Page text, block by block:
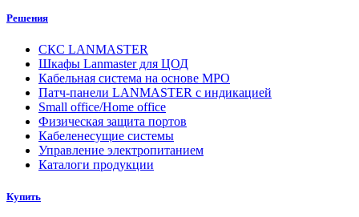
Решения
СКС LANMASTER
Шкафы Lanmaster для ЦОД
Кабельная система на основе MPO
Патч-панели LANMASTER с индикацией
Small office/Home office
Физическая защита портов
Кабеленесущие системы
Управление электропитанием
Каталоги продукции
Купить